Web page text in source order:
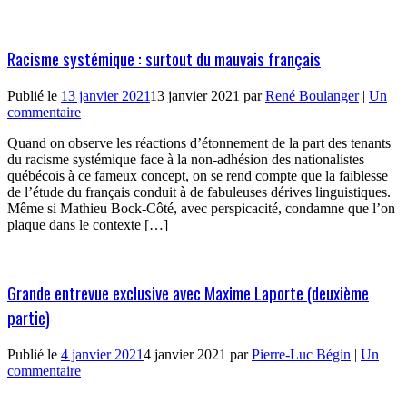
Racisme systémique : surtout du mauvais français
Publié le 13 janvier 202113 janvier 2021 parRené Boulanger| Un
commentaire
Quand on observe les réactions d’étonnement de la part des tenants
du racisme systémique face à la non-adhésion des nationalistes
québécois à ce fameux concept, on se rend compte que la faiblesse
de l’étude du français conduit à de fabuleuses dérives linguistiques.
Même si Mathieu Bock-Côté, avec perspicacité, condamne que l’on
plaque dans le contexte […]
Grande entrevue exclusive avec Maxime Laporte (deuxième
partie)
Publié le 4 janvier 20214 janvier 2021 parPierre-Luc Bégin | Un
commentaire